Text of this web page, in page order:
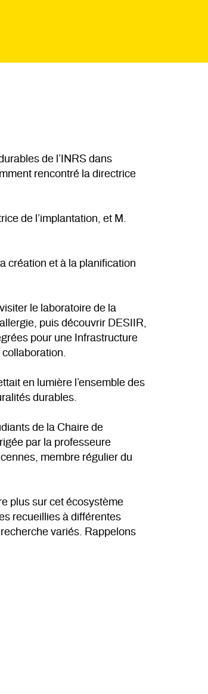
de l’INRS dans
rencontré la directrice
de l’implantation, et M.
création et à la planification
le laboratoire de la
puis découvrir DESIIR,
pour une Infrastructure
en lumière l’ensemble des
durables.
de la Chaire de
par la professeure
membre régulier du
plus sur cet écosystème
recueillies à différentes
variés. Rappelons